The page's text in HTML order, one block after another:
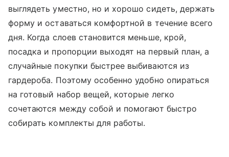
выглядеть уместно, но и хорошо сидеть, держать
форму и оставаться комфортной в течение всего
дня. Когда слоев становится меньше, крой,
посадка и пропорции выходят на первый план, а
случайные покупки быстрее выбиваются из
гардероба. Поэтому особенно удобно опираться
на готовый набор вещей, которые легко
сочетаются между собой и помогают быстро
собирать комплекты для работы.